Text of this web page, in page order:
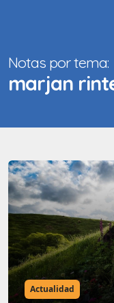
Notas por tema:
marjan
Actualidad